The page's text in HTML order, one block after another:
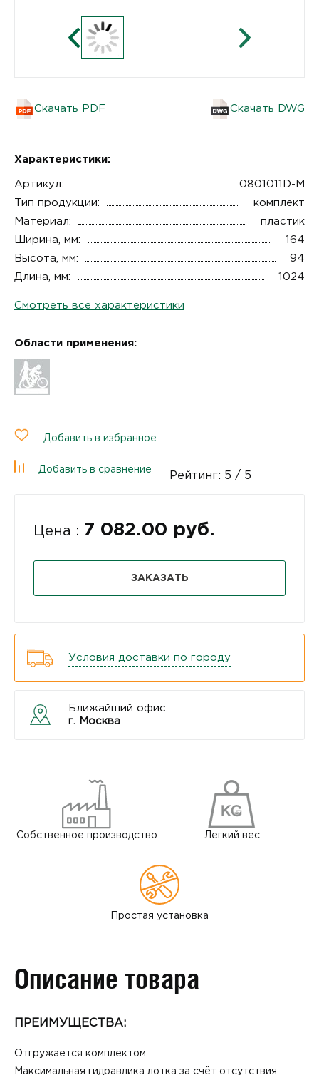
Скачать PDF Скачать DWG
Характеристики:
Артикул:
0801011D-М
Тип продукции:
комплект
Материал:
пластик
Ширина, мм:
164
Высота, мм:
94
Длина, мм:
1024
Смотреть все характеристики
Области применения:
Добавить в избранное
Добавить в сравнение
Рейтинг: 5 / 5
Цена : 7 082.00 руб.
ЗАКАЗАТЬ
Условия доставки по городу
Ближайший офис:
г. Москва
Собственное производство Легкий вес
Простая установка
Описание товара
ПРЕИМУЩЕСТВА:
Отгружается комплектом.
Максимальная гидравлика лотка за счёт отсутствия